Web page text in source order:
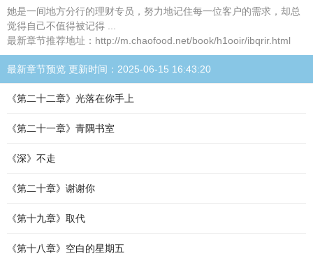
她是一间地方分行的理财专员，努力地记住每一位客户的需求，却总
觉得自己不值得被记得 ...
最新章节推荐地址：http://m.chaofood.net/book/h1ooir/ibqrir.html
最新章节预览 更新时间：2025-06-15 16:43:20
《第二十二章》光落在你手上
《第二十一章》青隅书室
《深》不走
《第二十章》谢谢你
《第十九章》取代
《第十八章》空白的星期五